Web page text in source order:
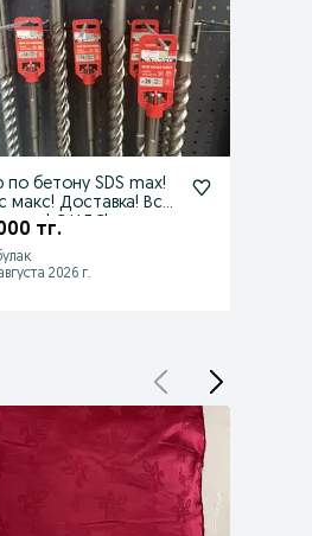
по бетону SDS max!
макс! Доставка! Все
С НДС!
тг.
2026 г.